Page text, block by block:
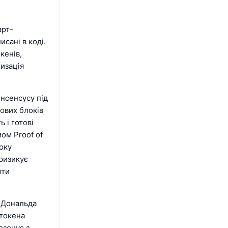
в коді.
під
блоків
і готові
Proof of
Дональда